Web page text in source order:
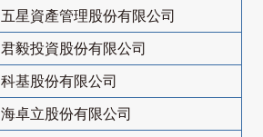
五星資產管理股份有限公司
君毅投資股份有限公司
科基股份有限公司
海卓立股份有限公司